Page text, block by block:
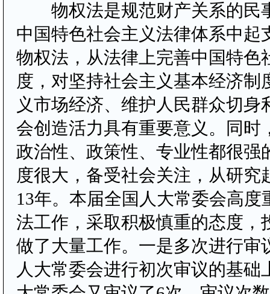
物权法是规范财产关系的民
中国特色社会主义法律体系中起
物权法，从法律上完善中国特色
度，对坚持社会主义基本经济制
义市场经济、维护人民群众切身
会创造活力具有重要意义。同时
政治性、政策性、专业性都很强
度很大，备受社会关注，从研究
13年。本届全国人大常委会高度
法工作，采取积极慎重的态度，
做了大量工作。一是多次进行审
人大常委会进行初次审议的基础